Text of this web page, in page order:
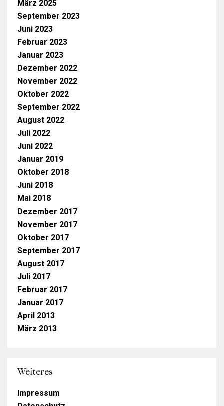
März 2025
September 2023
Juni 2023
Februar 2023
Januar 2023
Dezember 2022
November 2022
Oktober 2022
September 2022
August 2022
Juli 2022
Juni 2022
Januar 2019
Oktober 2018
Juni 2018
Mai 2018
Dezember 2017
November 2017
Oktober 2017
September 2017
August 2017
Juli 2017
Februar 2017
Januar 2017
April 2013
März 2013
Weiteres
Impressum